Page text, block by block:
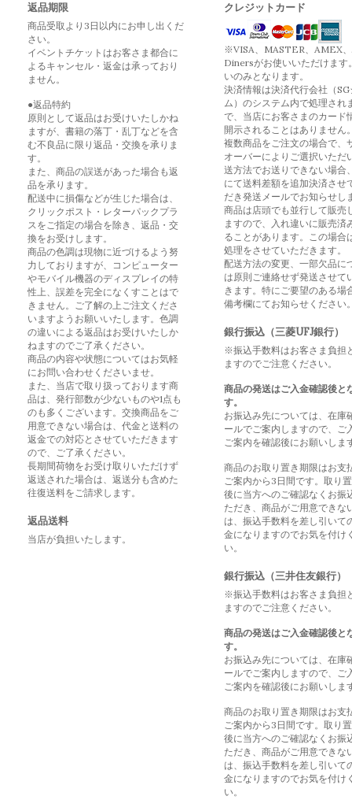
返品期限
商品受取より3日以内にお申し出くだ
さい。
イベントチケットはお客さま都合に
よるキャンセル・返金は承っており
ません。
●返品特約
原則として返品はお受けいたしかね
ますが、書籍の落丁・乱丁などを含
む不良品に限り返品・交換を承りま
す。
また、商品の誤送があった場合も返
品を承ります。
配送中に損傷などが生じた場合は、
クリックポスト・レターパックプラ
スをご指定の場合を除き、返品・交
換をお受けします。
商品の色調は現物に近づけるよう努
力しておりますが、コンピューター
やモバイル機器のディスプレイの特
性上、誤差を完全になくすことはで
きません。ご了解の上ご注文くださ
いますようお願いいたします。色調
の違いによる返品はお受けいたしか
ねますのでご了承ください。
商品の内容や状態についてはお気軽
にお問い合わせくださいませ。
また、当店で取り扱っております商
品は、発行部数が少ないものや1点も
のも多くございます。交換商品をご
用意できない場合は、代金と送料の
返金での対応とさせていただきます
ので、ご了承ください。
長期間荷物をお受け取りいただけず
返送された場合は、返送分も含めた
往復送料をご請求します。
返品送料
当店が負担いたします。
クレジットカード
※VISA、MASTER、AMEX、
Dinersがお使いいただけます
いのみとなります。
決済情報は決済代行会社（
ム）のシステム内で処理され
で、当店にお客さまのカード
開示されることはありません
複数商品をご注文の場合で、
オーバーによりご選択いただ
送方法でお送りできない場合
にて送料差額を追加決済させ
だき発送メールでお知らせし
商品は店頭でも並行して販売
ますので、入れ違いに販売済
ることがあります。この場合
処理をさせていただきます。
配送方法の変更、一部欠品に
は原則ご連絡せず発送させて
きます。特にご要望のある場
備考欄にてお知らせください
銀行振込（三菱UFJ銀行）
※振込手数料はお客さま負担
ますのでご注意ください。
商品の発送はご入金確認後と
す。
お振込み先については、在庫
ールでご案内しますので、ご
ご案内を確認後にお願いしま
商品のお取り置き期限はお支
ご案内から3日間です。取り
後に当方へのご確認なくお振
ただき、商品がご用意できな
は、振込手数料を差し引いて
金になりますのでお気を付け
い。
銀行振込（三井住友銀行）
※振込手数料はお客さま負担
ますのでご注意ください。
商品の発送はご入金確認後と
す。
お振込み先については、在庫
ールでご案内しますので、ご
ご案内を確認後にお願いしま
商品のお取り置き期限はお支
ご案内から3日間です。取り
後に当方へのご確認なくお振
ただき、商品がご用意できな
は、振込手数料を差し引いて
金になりますのでお気を付け
い。